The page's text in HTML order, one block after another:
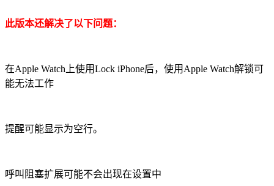
此版本还解决了以下问题：
在Apple Watch上使用Lock iPhone后，使用Apple Watch解锁可
能无法工作
提醒可能显示为空行。
呼叫阻塞扩展可能不会出现在设置中